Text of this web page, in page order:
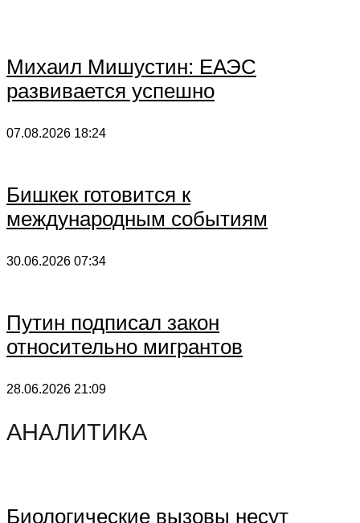
Михаил Мишустин: ЕАЭС
развивается успешно
07.08.2026 18:24
Бишкек готовится к
международным событиям
30.06.2026 07:34
Путин подписал закон
относительно мигрантов
28.06.2026 21:09
АНАЛИТИКА
Биологические вызовы несут